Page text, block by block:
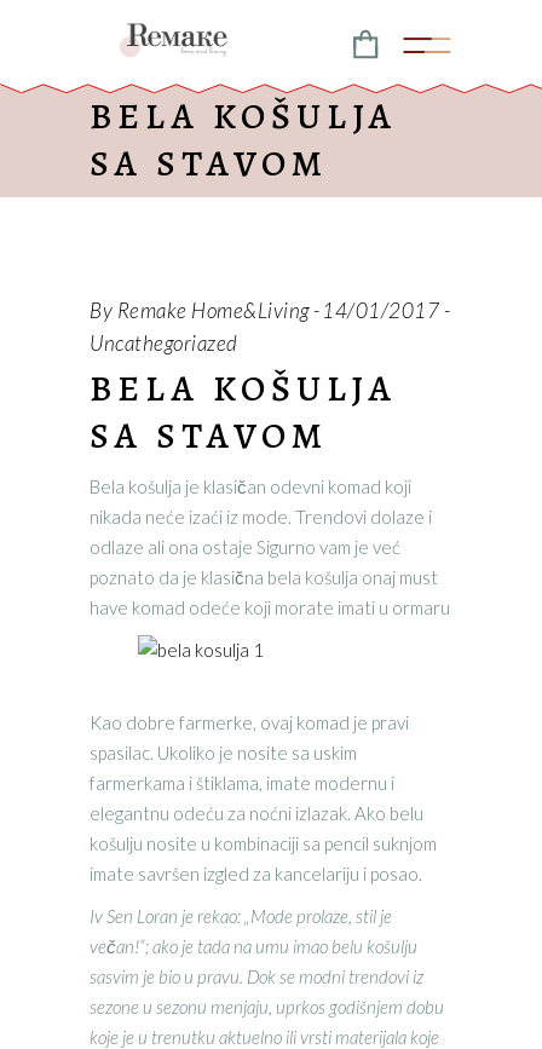
BELA KOŠULJA
SA STAVOM
By Remake Home&Living 14/01/2017
Uncathegoriazed
BELA KOŠULJA
SA STAVOM
Bela košulja je klasičan odevni komad koji
nikada neće izaći iz mode. Trendovi dolaze i
odlaze ali ona ostaje Sigurno vam je već
poznato da je klasična bela košulja onaj must
have komad odeće koji morate imati u ormaru
Kao dobre farmerke, ovaj komad je pravi
spasilac. Ukoliko je nosite sa uskim
farmerkama i štiklama, imate modernu i
elegantnu odeću za noćni izlazak. Ako belu
košulju nosite u kombinaciji sa pencil suknjom
imate savršen izgled za kancelariju i posao.
Iv Sen Loran je rekao: „Mode prolaze, stil je
večan!“; ako je tada na umu imao belu košulju
sasvim je bio u pravu. Dok se modni trendovi iz
sezone u sezonu menjaju, uprkos godišnjem dobu
koje je u trenutku aktuelno ili vrsti materijala koje